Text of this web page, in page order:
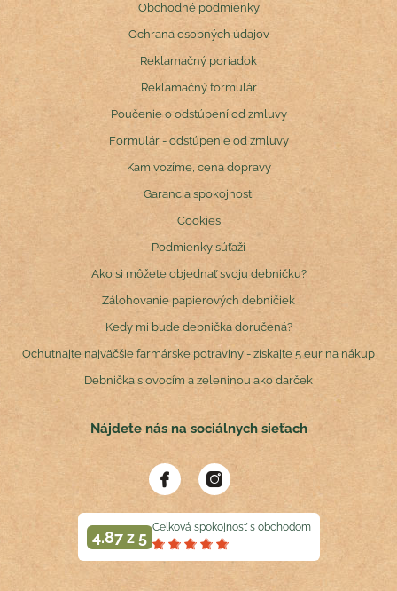
Obchodné podmienky
Ochrana osobných údajov
Reklamačný poriadok
Reklamačný formulár
Poučenie o odstúpení od zmluvy
Formulár - odstúpenie od zmluvy
Kam vozíme, cena dopravy
Garancia spokojnosti
Cookies
Podmienky súťaží
Ako si môžete objednať svoju debničku?
Zálohovanie papierových debničiek
Kedy mi bude debnička doručená?
Ochutnajte najväčšie farmárske potraviny - získajte 5 eur na nákup
Debnička s ovocím a zeleninou ako darček
Nájdete nás na sociálnych sieťach
4.87 z 5
Celková spokojnosť s obchodom